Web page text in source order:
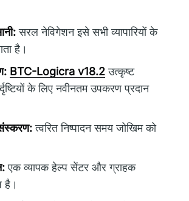
सरल नेविगेशन इसे सभी व्यापारियों के
है।
BTC-Logicra v18.2उत्कृष्ट
के लिए नवीनतम उपकरण प्रदान
त्वरित निष्पादन समय जोखिम को
एक व्यापक हेल्प सेंटर और ग्राहक
है।